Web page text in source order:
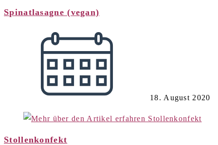
Spinatlasagne (vegan)
18. August 2020
Stollenkonfekt